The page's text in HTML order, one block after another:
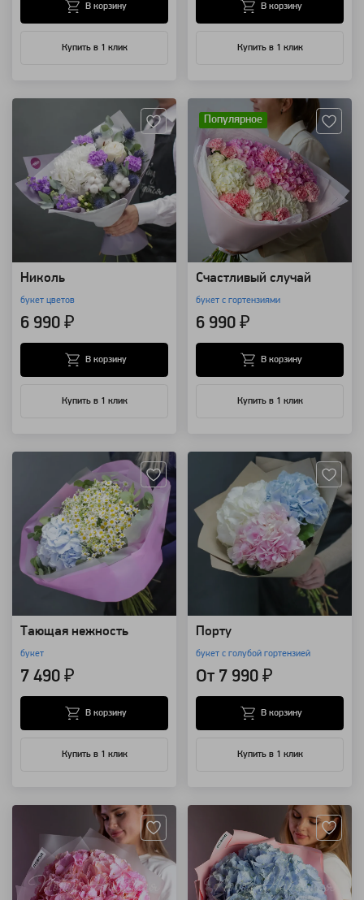
Купить в 1 клик
В корзину
Купить в 1 клик
В корзину
Николь
букет цветов
6 990 ₽
Купить в 1 клик
В корзину
Популярное
Счастливый случай
букет с гортензиями
6 990 ₽
Купить в 1 клик
В корзину
Тающая нежность
букет
7 490 ₽
Купить в 1 клик
В корзину
Порту
букет с голубой гортензией
От 7 990 ₽
Купить в 1 клик
В корзину